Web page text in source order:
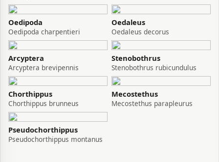
Oedipoda
Oedipoda charpentieri
Oedaleus
Oedaleus decorus
Arcyptera
Arcyptera brevipennis
Stenobothrus
Stenobothrus rubicundulus
Chorthippus
Chorthippus brunneus
Mecostethus
Mecostethus parapleurus
Pseudochorthippus
Pseudochorthippus montanus